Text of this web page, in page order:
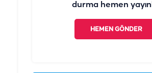
durma hemen
HEMEN GÖNDER